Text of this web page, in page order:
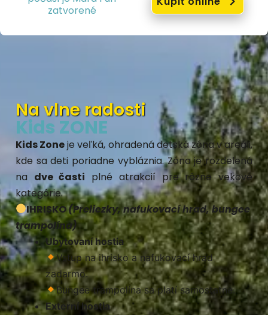
zatvorené
Na vlne radosti
Kids ZONE
Kids Zoneje veľká, ohradená detská zóna v areáli,
kde sa deti poriadne vybláznia. Zóna je rozdelená
na dve časti plné atrakcií pre rôzne vekové
kategórie.
IHRISKO(Preliezky, nafukovací hrad, bungee
trampolína)
Ubytovaní hostia
Vstup na ihrisko a nafukovací hrad
zadarmo.
Bungee trampolína sa platí samostatne.
Externí hostia